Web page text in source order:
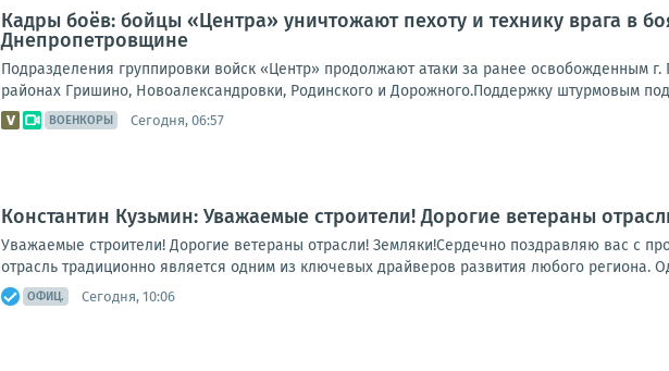
Кадры боёв: бойцы «Центра» уничтожают пехоту и технику врага в
Днепропетровщине
Подразделения группировки войск «Центр» продолжают атаки за ранее освобожденным
районах Гришино, Новоалександровки, Родинского и Дорожного.Поддержку штурмовым
ВОЕНКОРЫ Сегодня, 06:57
Константин Кузьмин: Уважаемые строители! Дорогие ветераны
Уважаемые строители! Дорогие ветераны отрасли! Земляки!Сердечно поздравляю вас с
отрасль традиционно является одним из ключевых драйверов развития любого региона.
ОФИЦ. Сегодня, 10:06